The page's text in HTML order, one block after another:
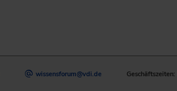
wissensforum@vdi.de Geschäftszeiten: